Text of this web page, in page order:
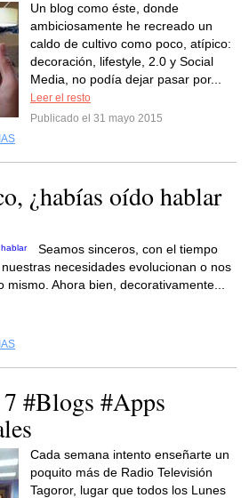
Un blog como éste, donde
ambiciosamente he recreado un
caldo de cultivo como poco, atípico:
decoración, lifestyle, 2.0 y Social
Media, no podía dejar pasar por...
Leer el resto
Publicado el 31 mayo 2015
¿habías oído hablar
Seamos sinceros, con el tiempo
necesidades evolucionan o nos
Ahora bien, decorativamente...
#Blogs #Apps
Cada semana intento enseñarte un
poquito más de Radio Televisión
Tagoror, lugar que todos los Lunes